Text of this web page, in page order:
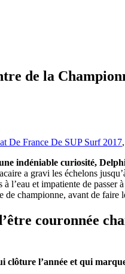
de la
De France De SUP Surf 2017,
indéniable curiosité,
a gravi les échelons
l’eau et impatiente de passer
championne, avant de
couronnée
clôture l’année et qui